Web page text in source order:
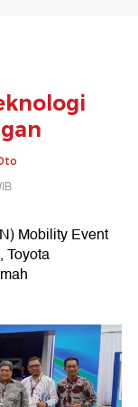
Mobility Event
Toyota